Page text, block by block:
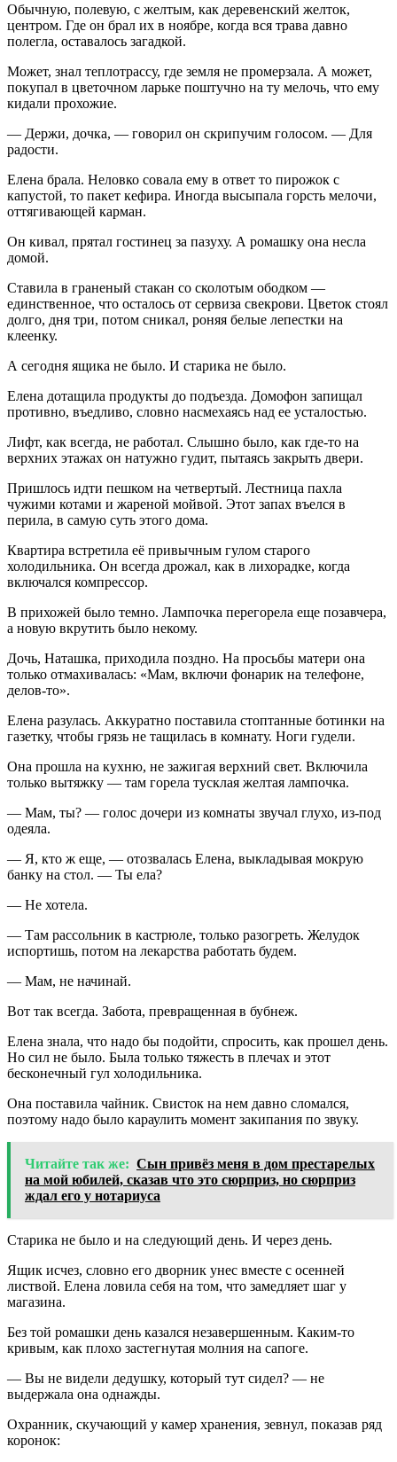
Обычную, полевую, с желтым, как деревенский желток,
центром. Где он брал их в ноябре, когда вся трава давно
полегла, оставалось загадкой.
Может, знал теплотрассу, где земля не промерзала. А может,
покупал в цветочном ларьке поштучно на ту мелочь, что ему
кидали прохожие.
— Держи, дочка, — говорил он скрипучим голосом. — Для
радости.
Елена брала. Неловко совала ему в ответ то пирожок с
капустой, то пакет кефира. Иногда высыпала горсть мелочи,
оттягивающей карман.
Он кивал, прятал гостинец за пазуху. А ромашку она несла
домой.
Ставила в граненый стакан со сколотым ободком —
единственное, что осталось от сервиза свекрови. Цветок стоял
долго, дня три, потом сникал, роняя белые лепестки на
клеенку.
А сегодня ящика не было. И старика не было.
Елена дотащила продукты до подъезда. Домофон запищал
противно, въедливо, словно насмехаясь над ее усталостью.
Лифт, как всегда, не работал. Слышно было, как где-то на
верхних этажах он натужно гудит, пытаясь закрыть двери.
Пришлось идти пешком на четвертый. Лестница пахла
чужими котами и жареной мойвой. Этот запах въелся в
перила, в самую суть этого дома.
Квартира встретила её привычным гулом старого
холодильника. Он всегда дрожал, как в лихорадке, когда
включался компрессор.
В прихожей было темно. Лампочка перегорела еще позавчера,
а новую вкрутить было некому.
Дочь, Наташка, приходила поздно. На просьбы матери она
только отмахивалась: «Мам, включи фонарик на телефоне,
делов-то».
Елена разулась. Аккуратно поставила стоптанные ботинки на
газетку, чтобы грязь не тащилась в комнату. Ноги гудели.
Она прошла на кухню, не зажигая верхний свет. Включила
только вытяжку — там горела тусклая желтая лампочка.
— Мам, ты? — голос дочери из комнаты звучал глухо, из-под
одеяла.
— Я, кто ж еще, — отозвалась Елена, выкладывая мокрую
банку на стол. — Ты ела?
— Не хотела.
— Там рассольник в кастрюле, только разогреть. Желудок
испортишь, потом на лекарства работать будем.
— Мам, не начинай.
Вот так всегда. Забота, превращенная в бубнеж.
Елена знала, что надо бы подойти, спросить, как прошел день.
Но сил не было. Была только тяжесть в плечах и этот
бесконечный гул холодильника.
Она поставила чайник. Свисток на нем давно сломался,
поэтому надо было караулить момент закипания по звуку.
Читайте так же: Сын привёз меня в дом престарелых
на мой юбилей, сказав что это сюрприз, но сюрприз
ждал его у нотариуса
Старика не было и на следующий день. И через день.
Ящик исчез, словно его дворник унес вместе с осенней
листвой. Елена ловила себя на том, что замедляет шаг у
магазина.
Без той ромашки день казался незавершенным. Каким-то
кривым, как плохо застегнутая молния на сапоге.
— Вы не видели дедушку, который тут сидел? — не
выдержала она однажды.
Охранник, скучающий у камер хранения, зевнул, показав ряд
коронок: